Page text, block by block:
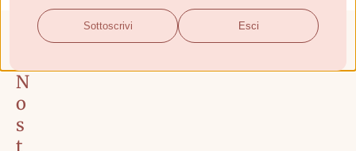
N
o
s
t
Sottoscrivi Esci